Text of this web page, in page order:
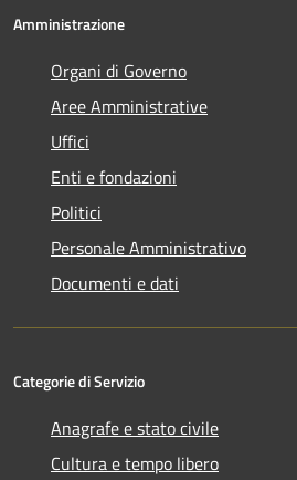
Amministrazione
Organi di Governo
Aree Amministrative
Uffici
Enti e fondazioni
Politici
Personale Amministrativo
Documenti e dati
Categorie di Servizio
Anagrafe e stato civile
Cultura e tempo libero